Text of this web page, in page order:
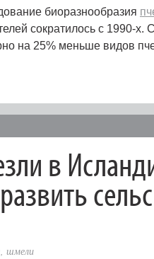
биоразнообразия
сократилось с 1990‑х.
на 25% меньше видов
в
, шмели